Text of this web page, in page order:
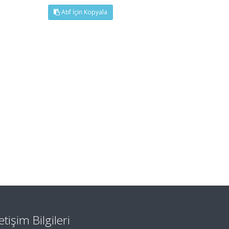
Atıf İçin Kopyala
Bilgileri